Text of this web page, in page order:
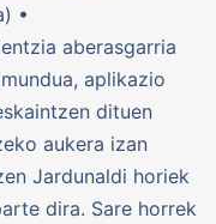
•
aberasgarria
aplikazio
dituen
aukera izan
Jardunaldi horiek
dira. Sare horrek